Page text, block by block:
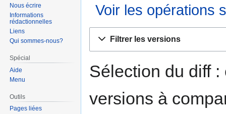
Voir les opérations
navigation
recherche
Filtrer les versions
Sélection du diff
versions à
Nous écrire
Informations
rédactionnelles
Liens
Qui sommes-nous?
Spécial
Aide
Menu
Outils
Pages liées